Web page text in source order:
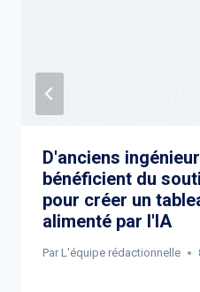
D'anciens
bénéficient du
pour créer un
alimenté par l'IA
Par L'équipe rédactionnelle